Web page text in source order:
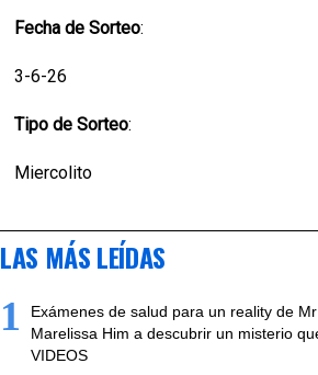
Fecha de Sorteo:
3-6-26
Tipo de Sorteo:
Miercolito
LAS MÁS LEÍDAS
1
Exámenes de salud para un reality de
Marelissa Him a descubrir un misterio
VIDEOS